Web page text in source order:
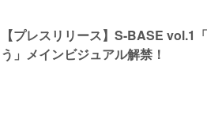
【プレスリリース】S-BASE vol.1
う」メインビジュアル解禁！